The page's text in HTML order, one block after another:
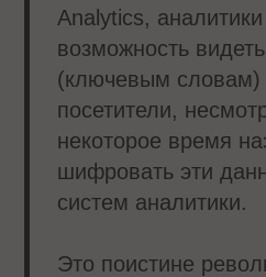
Analytics,
возможность
(ключевым словам)
посетители,
некоторое время
шифровать эти
систем аналитики.
Это поистине